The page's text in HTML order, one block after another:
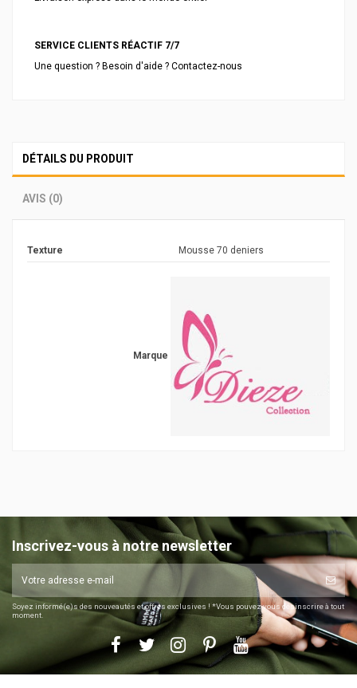
SERVICE CLIENTS RÉACTIF 7/7
Une question ? Besoin d'aide ? Contactez-nous
DÉTAILS DU PRODUIT
AVIS (0)
Texture Mousse 70 deniers
Marque
Inscrivez-vous à notre newsletter
Soyez informé(e)s des nouveautés et offres exclusives ! *Vous pouvez vous désinscrire à tout
moment.